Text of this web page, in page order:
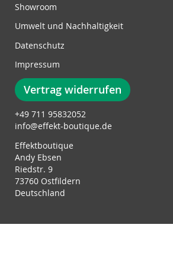
e
Showroom
Umwelt und Nachhaltigkeit
Datenschutz
Impressum
Vertrag widerrufen
+49 711 95832052
info@effekt-boutique.de
Effektboutique
Andy Ebsen
Riedstr. 9
73760 Ostfildern
Deutschland